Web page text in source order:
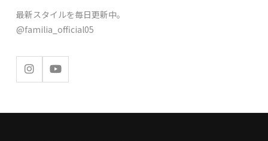
最新スタイルを毎日更新中。
@familia_official05